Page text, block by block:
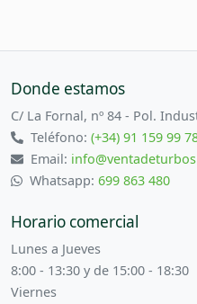
Donde estamos
C/ La Fornal, nº 84 - Pol.
Teléfono:(+34) 91 159 99
Email:
Whatsapp: 699 863 480
Horario comercial
Lunes a Jueves
8:00 - 13:30 y de 15:00 - 18:30
Viernes